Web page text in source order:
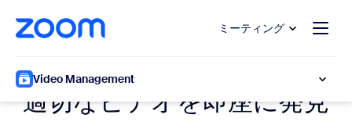
テンツへスキップ
ットへスキップ ミーティング
Video Management
適切なビデオを即座に発見